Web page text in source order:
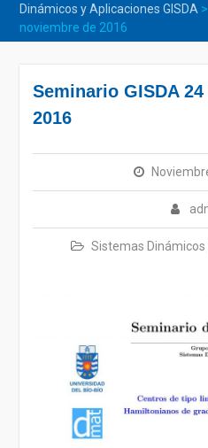
Dinámicos y Aplicaciones GISDA >
noviembre de 2016
Seminario GISDA
2016
Sistemas Dinámicos